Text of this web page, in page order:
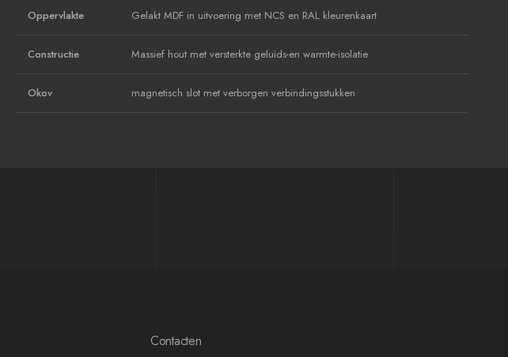
Oppervlakte Gelakt MDF in uitvoering met NCS en RAL kleurenkaart
Constructie Massief hout met versterkte geluids-en warmte-isolatie
Okov magnetisch slot met verborgen verbindingsstukken
Contacten